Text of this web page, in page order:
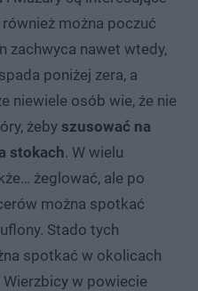
można poczuć
zachwyca nawet wtedy,
poniżej zera, a
niewiele osób wie, że nie
żeby szusować na
stokach. W wielu
żeglować, ale po
można spotkać
Stado tych
spotkać w okolicach
Wierzbicy w powiecie